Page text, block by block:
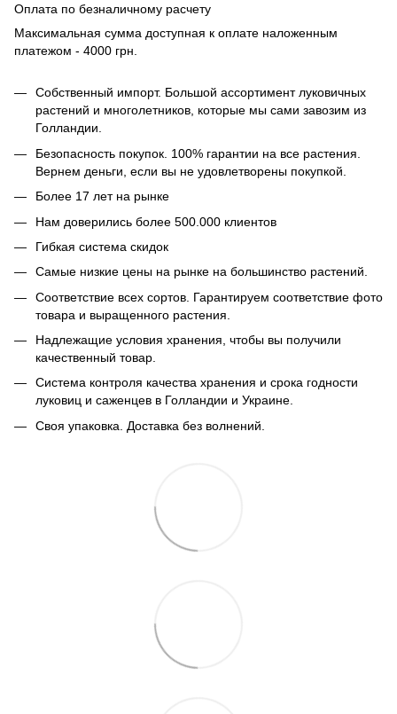
Оплата по безналичному расчету
Максимальная сумма доступная к оплате наложенным
платежом - 4000 грн.
Собственный импорт. Большой ассортимент луковичных
растений и многолетников, которые мы сами завозим из
Голландии.
Безопасность покупок. 100% гарантии на все растения.
Вернем деньги, если вы не удовлетворены покупкой.
Более 17 лет на рынке
Нам доверились более 500.000 клиентов
Гибкая система скидок
Самые низкие цены на рынке на большинство растений.
Соответствие всех сортов. Гарантируем соответствие фото
товара и выращенного растения.
Надлежащие условия хранения, чтобы вы получили
качественный товар.
Система контроля качества хранения и срока годности
луковиц и саженцев в Голландии и Украине.
Своя упаковка. Доставка без волнений.